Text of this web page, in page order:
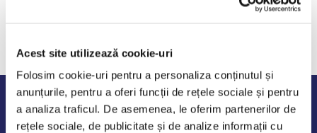
Acest site utilizează cookie-uri
Folosim cookie-uri pentru a personaliza conținutul și
anunțurile, pentru a oferi funcții de rețele sociale și pentru
a analiza traficul. De asemenea, le oferim partenerilor de
rețele sociale, de publicitate și de analize informații cu
Program de lucru